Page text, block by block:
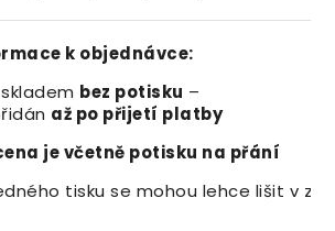
k objednávce:
skladem bez potisku –
až po přijetí platby
jevčetně potisku na přání
tiskuse mohou lehce lišit v